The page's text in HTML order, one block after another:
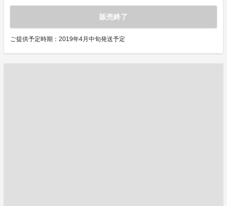
販売終了
ご提供予定時期：2019年4月中旬発送予定